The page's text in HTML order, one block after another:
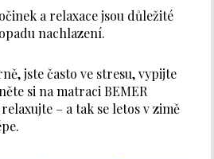
a relaxace jsou důležité
nachlazení.
jste často ve stresu, vypijte
si na matraci BEMER
– a tak se letos v zimě